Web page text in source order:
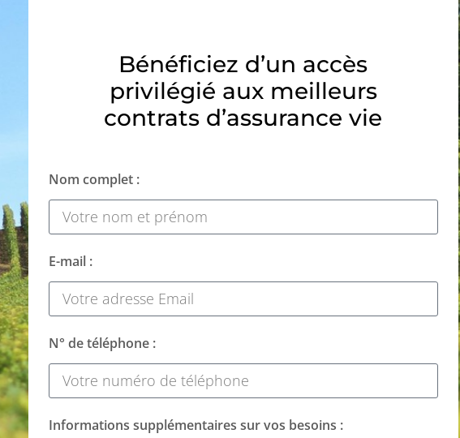
Bénéficiez d’un accès
privilégié aux meilleurs
contrats d’assurance vie
Nom complet :
E-mail :
N° de téléphone :
Informations supplémentaires sur vos besoins :